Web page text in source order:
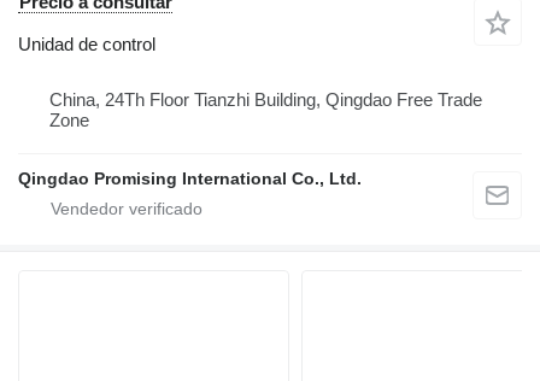
Unidad de control
China, 24Th Floor Tianzhi Building, Qingdao Free Trade
Zone
Qingdao Promising International Co., Ltd.